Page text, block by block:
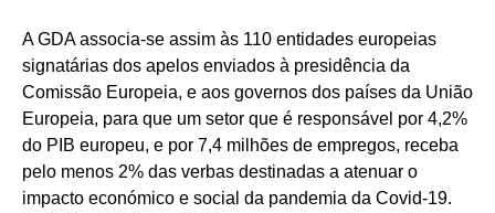
A GDA associa-se assim às 110 entidades europeias
signatárias dos apelos enviados à presidência da
Comissão Europeia, e aos governos dos países da União
Europeia, para que um setor que é responsável por 4,2%
do PIB europeu, e por 7,4 milhões de empregos, receba
pelo menos 2% das verbas destinadas a atenuar o
impacto económico e social da pandemia da Covid-19.